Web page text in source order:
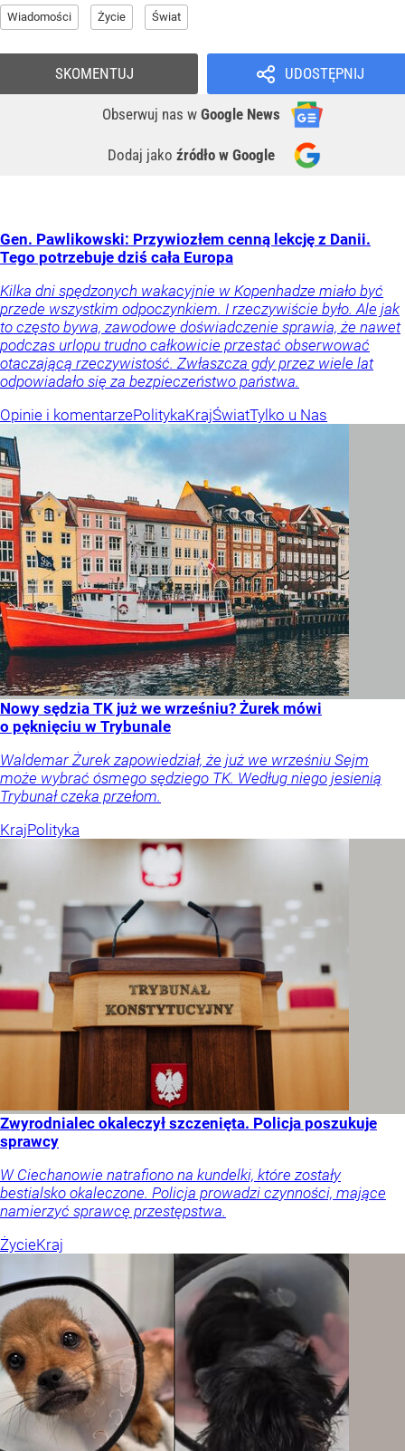
Wiadomości Życie Świat
UDOSTĘPNIJ
Obserwuj nas w Google News
Dodaj jako źródło w Google
SKOMENTUJ
Gen. Pawlikowski: Przywiozłem cenną lekcję z Danii.
Tego potrzebuje dziś cała Europa
Kilka dni spędzonych wakacyjnie w Kopenhadze miało być
przede wszystkim odpoczynkiem. I rzeczywiście było. Ale jak
to często bywa, zawodowe doświadczenie sprawia, że nawet
podczas urlopu trudno całkowicie przestać obserwować
otaczającą rzeczywistość. Zwłaszcza gdy przez wiele lat
odpowiadało się za bezpieczeństwo państwa.
Opinie i komentarzePolitykaKrajŚwiatTylko u Nas
Nowy sędzia TK już we wrześniu? Żurek mówi
o pęknięciu w Trybunale
Waldemar Żurek zapowiedział, że już we wrześniu Sejm
może wybrać ósmego sędziego TK. Według niego jesienią
Trybunał czeka przełom.
KrajPolityka
Zwyrodnialec okaleczył szczenięta. Policja poszukuje
sprawcy
W Ciechanowie natrafiono na kundelki, które zostały
bestialsko okaleczone. Policja prowadzi czynności, mające
namierzyć sprawcę przestępstwa.
ŻycieKraj